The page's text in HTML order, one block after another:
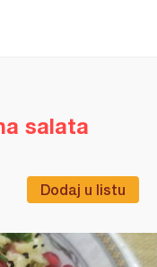
Dodaj u listu
salata